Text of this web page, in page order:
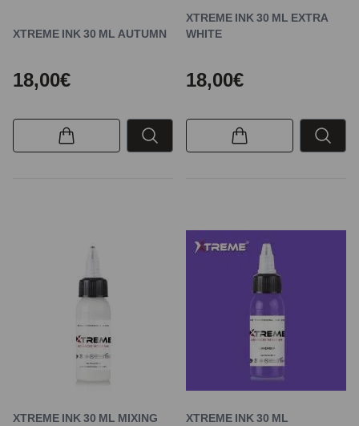
XTREME INK 30 ML AUTUMN
18,00€
XTREME INK 30 ML EXTRA
WHITE
18,00€
XTREME INK 30 ML MIXING
XTREME INK 30 ML